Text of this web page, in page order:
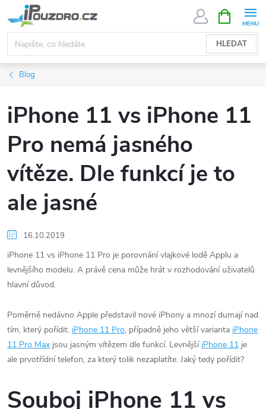
na
obsah
HLEDAT
NÁKUPNÍ
KOŠÍK
Blog
iPhone 11 vs iPhone 11
Pro nemá jasného
vítěze. Dle funkcí je to
ale jasné
16.10.2019
iPhone 11 vs iPhone 11 Pro je porovnání vlajkové lodě Applu a
levnějšího modelu. A právě cena může hrát v rozhodování uživatelů
hlavní důvod.
Poměrně nedávno Apple představil nové iPhony a mnozí dumají nad
tím, který pořídit. iPhone 11 Pro, případně jeho větší varianta iPhone
11 Pro Max jsou jasným vítězem dle funkcí. Levnější iPhone 11 je
ale prvotřídní telefon, za který tolik nezaplatíte. Jaký tedy pořídit?
Souboj iPhone 11 vs